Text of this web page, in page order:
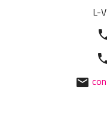
L-
mail